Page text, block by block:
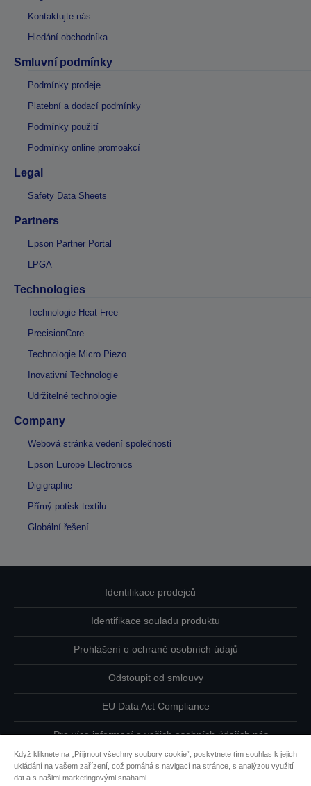
Kontaktujte nás
Hledání obchodníka
Smluvní podmínky
Podmínky prodeje
Platební a dodací podmínky
Podmínky použití
Podmínky online promoakcí
Legal
Safety Data Sheets
Partners
Epson Partner Portal
LPGA
Technologies
Technologie Heat-Free
PrecisionCore
Technologie Micro Piezo
Inovativní Technologie
Udržitelné technologie
Company
Webová stránka vedení společnosti
Epson Europe Electronics
Digigraphie
Přímý potisk textilu
Globální řešení
Identifikace prodejců
Identifikace souladu produktu
Prohlášení o ochraně osobních údajů
Odstoupit od smlouvy
EU Data Act Compliance
Pro více informací o vašich osobních údajích nás
Informace o souborech cookie
Když kliknete na „Přijmout všechny soubory cookie“, poskytnete tím souhlas k jejich
ukládání na vašem zařízení, což pomáhá s navigací na stránce, s analýzou využití
dat a s našimi marketingovými snahami.